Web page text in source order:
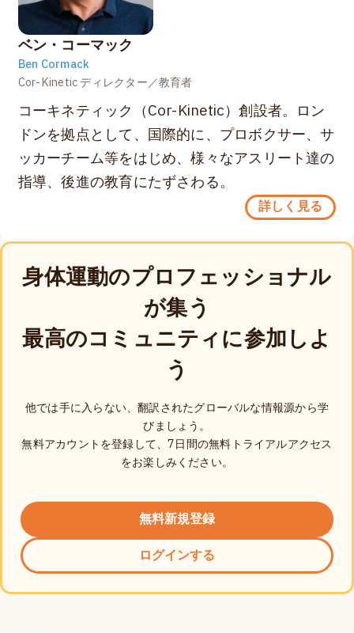
ベン・コーマック
Ben Cormack
Cor-Kinetic ディレクター／教育者
コーキネティック（Cor-Kinetic）創設者。ロン
ドンを拠点として、国際的に、プロボクサー、サ
ッカーチーム等をはじめ、様々なアスリート達の
指導、後進の教育にたずさわる。
詳しく見る
身体運動のプロフェッショナル
が集う
最高のコミュニティに参加しよ
う
他では手に入らない、翻訳されたグローバルな情報源から学
びましょう。
無料アカウントを登録して、7日間の無料トライアルアクセス
をお楽しみください。
無料新規登録
ログインする